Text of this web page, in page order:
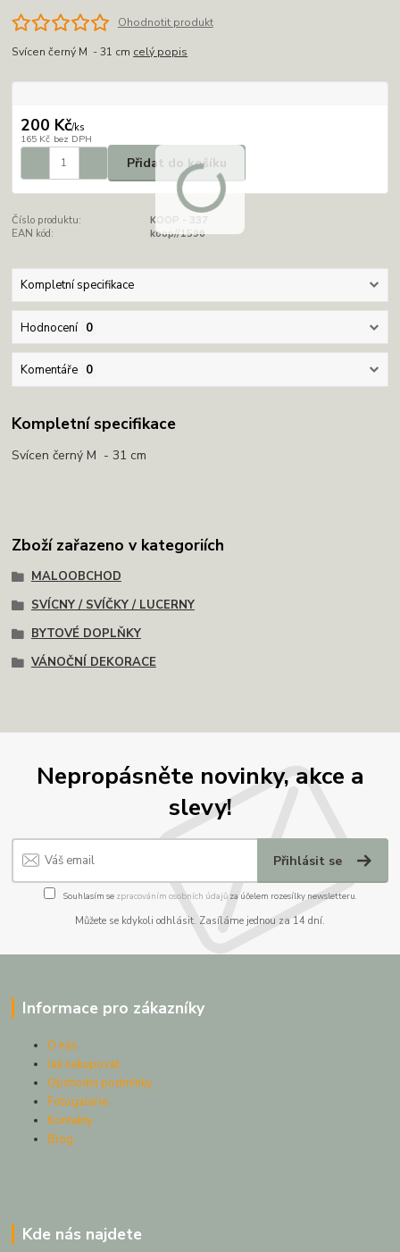
Ohodnotit produkt
Svícen černý M - 31 cm celý popis
200 Kč/ks
165 Kč bez DPH
Přidat do košíku
Číslo produktu:
KOOP - 337
EAN kód:
koop//1596
Kompletní specifikace
Hodnocení 0
Komentáře 0
Kompletní specifikace
Svícen černý M - 31 cm
Zboží zařazeno v kategoriích
MALOOBCHOD
SVÍCNY / SVÍČKY / LUCERNY
BYTOVÉ DOPLŇKY
VÁNOČNÍ DEKORACE
Nepropásněte novinky, akce a
slevy!
Přihlásit se
Souhlasím se zpracováním osobních údajůza účelem rozesílky newsletteru.
Můžete se kdykoli odhlásit. Zasíláme jednou za 14 dní.
Informace pro zákazníky
O nás
Jak nakupovat
Obchodní podmínky
Fotogalerie
Kontakty
Blog
Kde nás najdete